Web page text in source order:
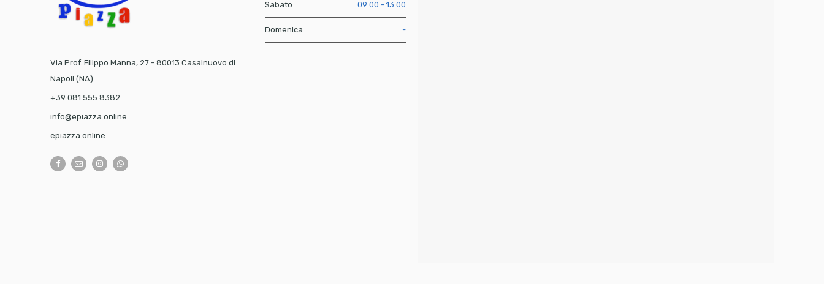
Via Prof. Filippo Manna, 27 - 80013 Casalnuovo di
Napoli (NA)
+39 081 555 8382
info@epiazza.online
epiazza.online
Sabato 09:00 - 13:00
Domenica -